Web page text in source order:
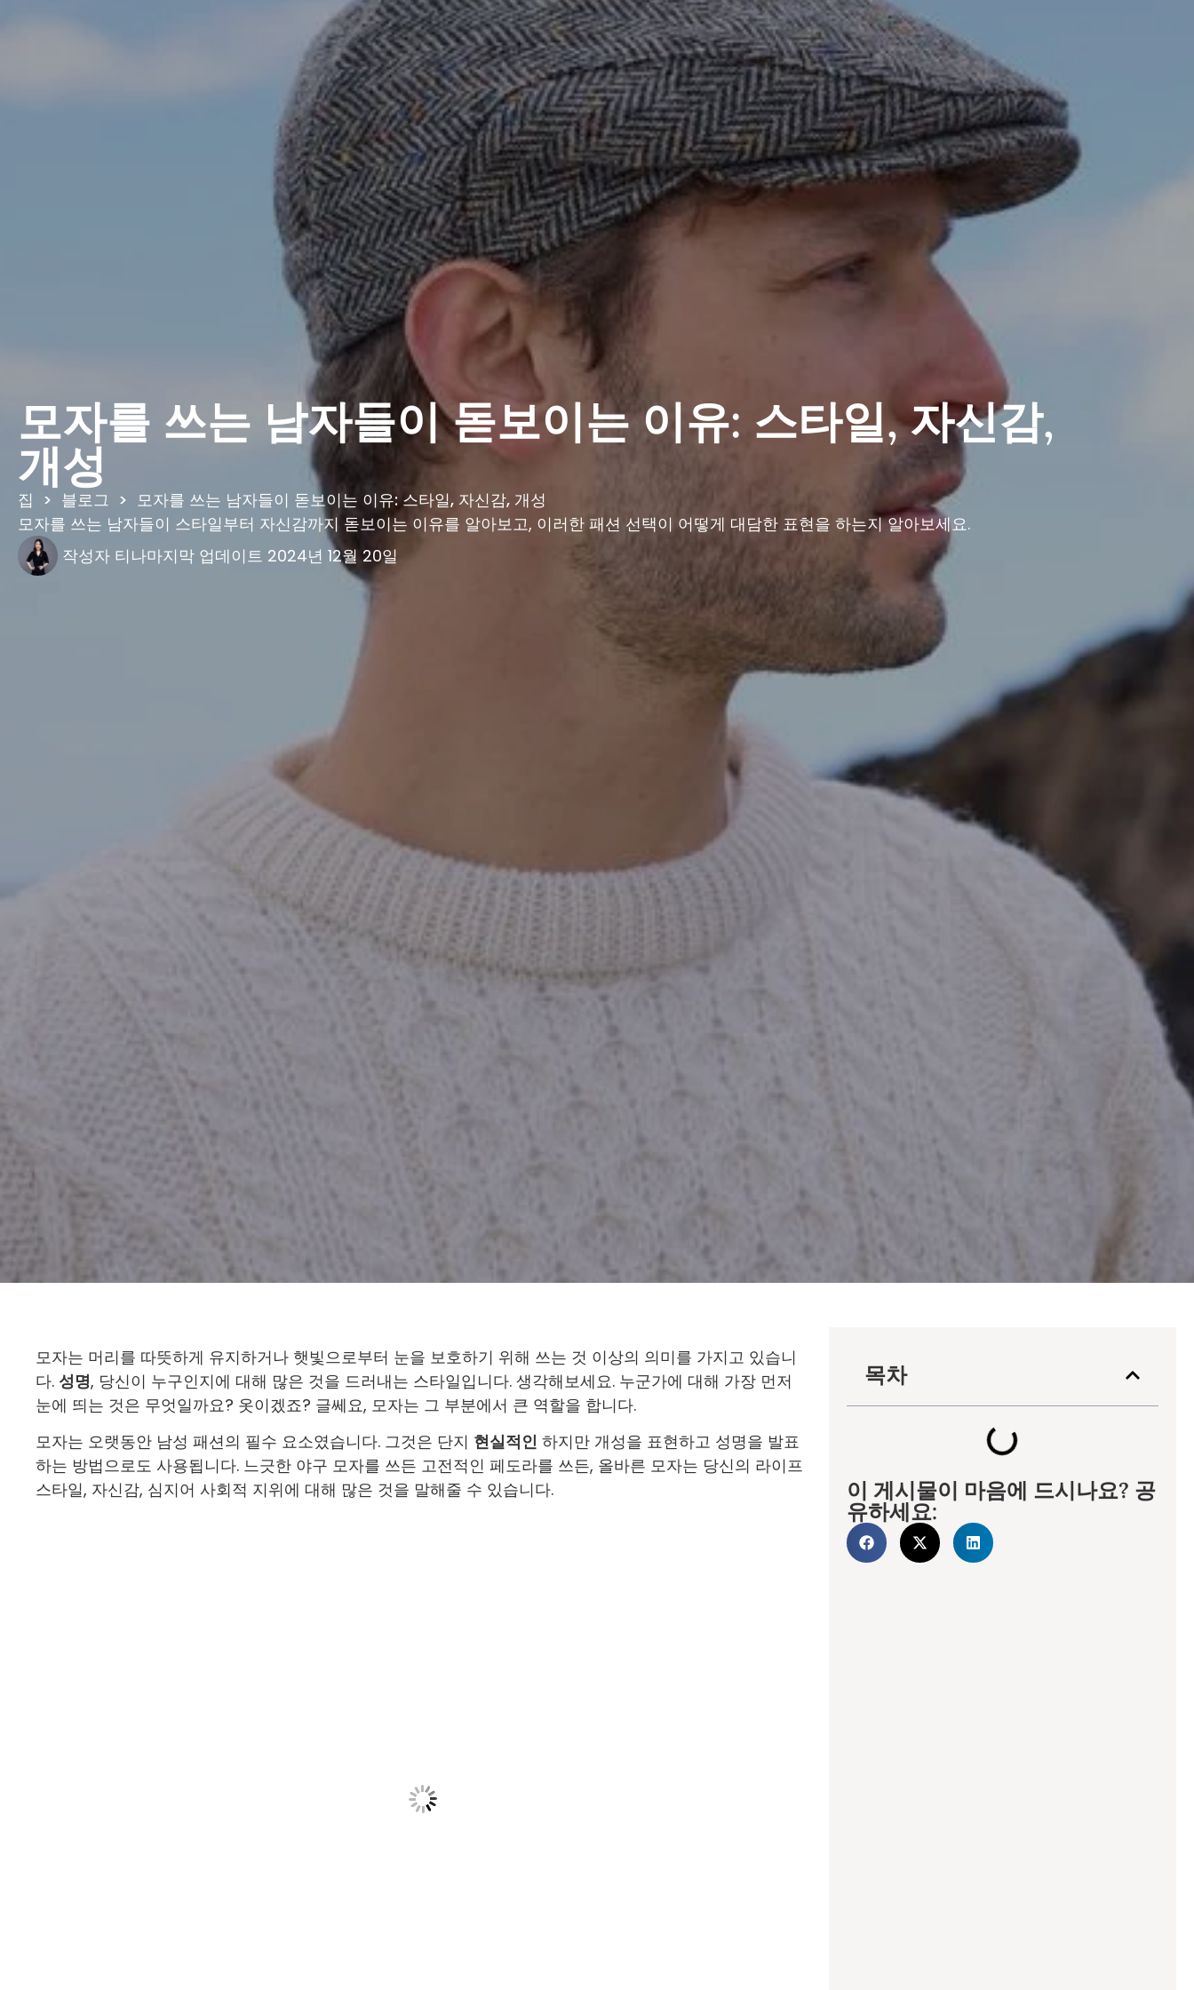
모자를 쓰는 남자들이 돋보이는 이유: 스타일, 자신감,
개성
집 > 블로그 > 모자를 쓰는 남자들이 돋보이는 이유: 스타일, 자신감, 개성
모자를 쓰는 남자들이 스타일부터 자신감까지 돋보이는 이유를 알아보고, 이러한 패션 선택이 어떻게 대담한 표현을 하는지 알아보세요.
작성자 티나마지막 업데이트 2024년 12월 20일
모자는 머리를 따뜻하게 유지하거나 햇빛으로부터 눈을 보호하기 위해 쓰는 것 이상의 의미를 가지고 있습니
다. 성명, 당신이 누구인지에 대해 많은 것을 드러내는 스타일입니다. 생각해보세요. 누군가에 대해 가장 먼저
눈에 띄는 것은 무엇일까요? 옷이겠죠? 글쎄요, 모자는 그 부분에서 큰 역할을 합니다.
모자는 오랫동안 남성 패션의 필수 요소였습니다. 그것은 단지 현실적인 하지만 개성을 표현하고 성명을 발표
하는 방법으로도 사용됩니다. 느긋한 야구 모자를 쓰든 고전적인 페도라를 쓰든, 올바른 모자는 당신의 라이프
스타일, 자신감, 심지어 사회적 지위에 대해 많은 것을 말해줄 수 있습니다.
목차
이 게시물이 마음에 드시나요? 공
유하세요: